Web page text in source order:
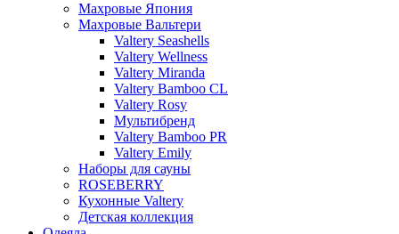
Махровые Япония
Махровые Вальтери
Valtery Seashells
Valtery Wellness
Valtery Miranda
Valtery Bamboo CL
Valtery Rosy
Мультибренд
Valtery Bamboo PR
Valtery Emily
Наборы для сауны
ROSEBERRY
Кухонные Valtery
Детская коллекция